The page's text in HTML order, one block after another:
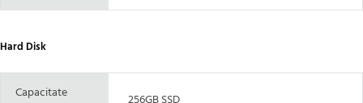
Hard Disk
Capacitate